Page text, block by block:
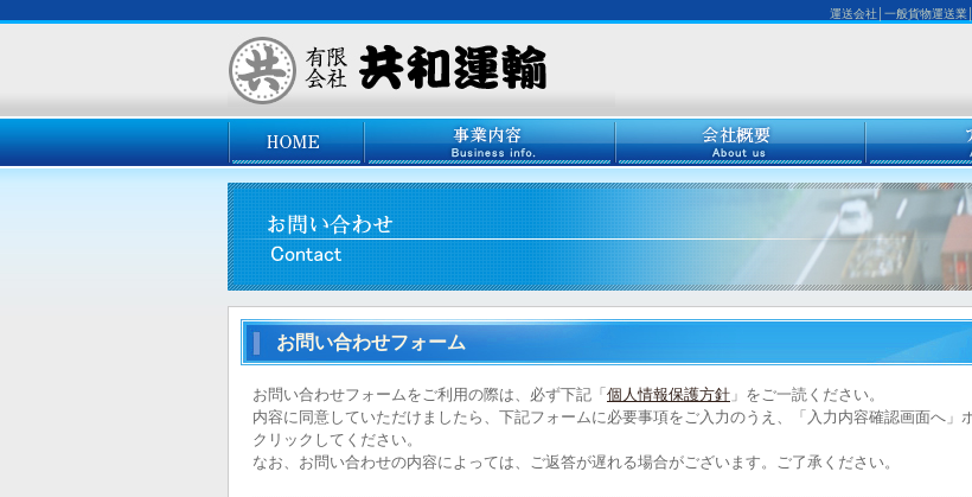
運送会社│一般貨物運送
お問い合わせフォーム
お問い合わせフォームをご利用の際は、必ず下記「 個人情報保護方針 」をご一読ください。
内容に同意していただけましたら、下記フォームに必要事項をご入力のうえ、「入力内容確認画面へ」
クリックしてください。
なお、お問い合わせの内容によっては、ご返答が遅れる場合がございます。ご了承ください。